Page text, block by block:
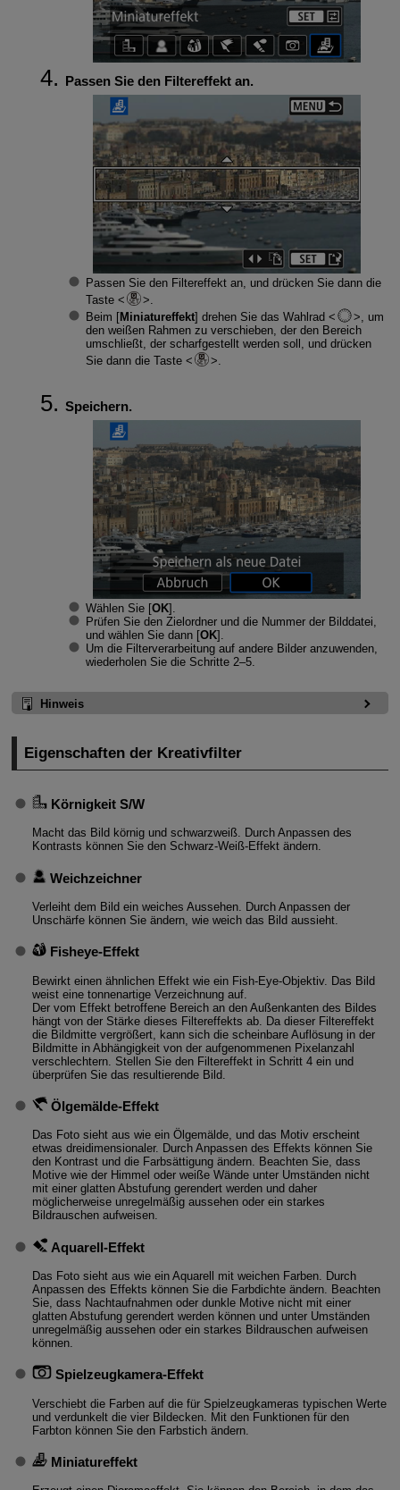
Passen Sie den Filtereffekt an.
Passen Sie den Filtereffekt an, und drücken Sie dann die
Taste
Beim [Miniatureffekt] drehen Sie das Wahlrad
, um
den weißen Rahmen zu verschieben, der den Bereich
umschließt, der scharfgestellt werden soll, und drücken
Sie dann die Taste
Speichern.
Wählen Sie [OK].
Prüfen Sie den Zielordner und die Nummer der Bilddatei,
und wählen Sie dann [OK].
Um die Filterverarbeitung auf andere Bilder anzuwenden,
wiederholen Sie die Schritte 2–5.
Hinweis
Eigenschaften der Kreativfilter
Körnigkeit S/W
Macht das Bild körnig und schwarzweiß. Durch Anpassen des
Kontrasts können Sie den Schwarz-Weiß-Effekt ändern.
Weichzeichner
Verleiht dem Bild ein weiches Aussehen. Durch Anpassen der
Unschärfe können Sie ändern, wie weich das Bild aussieht.
Fisheye-Effekt
Bewirkt einen ähnlichen Effekt wie ein Fish-Eye-Objektiv. Das Bild
weist eine tonnenartige Verzeichnung auf.
Der vom Effekt betroffene Bereich an den Außenkanten des Bildes
hängt von der Stärke dieses Filtereffekts ab. Da dieser Filtereffekt
die Bildmitte vergrößert, kann sich die scheinbare Auflösung in der
Bildmitte in Abhängigkeit von der aufgenommenen Pixelanzahl
verschlechtern. Stellen Sie den Filtereffekt in Schritt 4 ein und
überprüfen Sie das resultierende Bild.
Ölgemälde-Effekt
Das Foto sieht aus wie ein Ölgemälde, und das Motiv erscheint
etwas dreidimensionaler. Durch Anpassen des Effekts können Sie
den Kontrast und die Farbsättigung ändern. Beachten Sie, dass
Motive wie der Himmel oder weiße Wände unter Umständen nicht
mit einer glatten Abstufung gerendert werden und daher
möglicherweise unregelmäßig aussehen oder ein starkes
Bildrauschen aufweisen.
Aquarell-Effekt
Das Foto sieht aus wie ein Aquarell mit weichen Farben. Durch
Anpassen des Effekts können Sie die Farbdichte ändern. Beachten
Sie, dass Nachtaufnahmen oder dunkle Motive nicht mit einer
glatten Abstufung gerendert werden können und unter Umständen
unregelmäßig aussehen oder ein starkes Bildrauschen aufweisen
können.
Spielzeugkamera-Effekt
Verschiebt die Farben auf die für Spielzeugkameras typischen Werte
und verdunkelt die vier Bildecken. Mit den Funktionen für den
Farbton können Sie den Farbstich ändern.
Miniatureffekt